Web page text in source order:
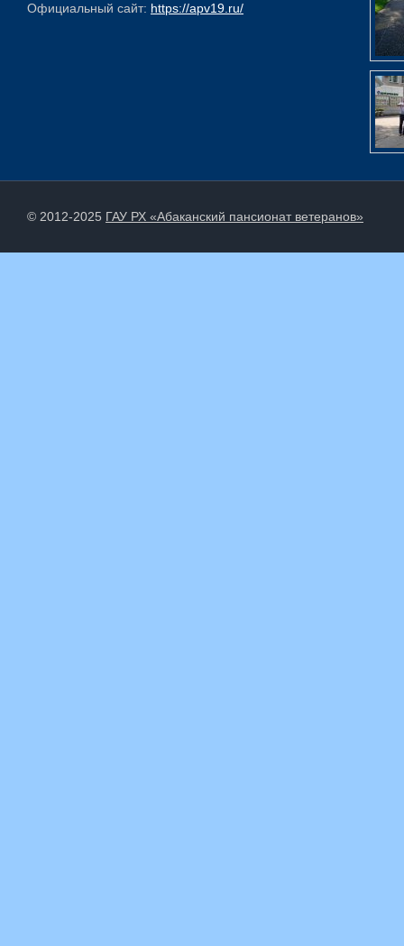
Официальный сайт: https://apv19.ru/
© 2012-2025 ГАУ РХ «Абаканский пансионат ветеранов»